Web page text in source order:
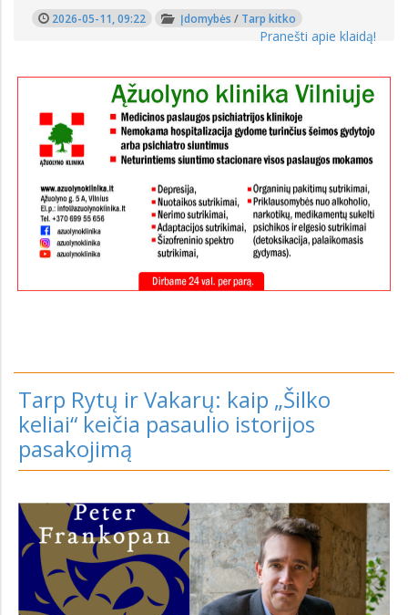
2026-05-11, 09:22 Įdomybės / Tarp kitko
Pranešti apie klaidą!
Tarp Rytų ir Vakarų: kaip „Šilko
keliai“ keičia pasaulio istorijos
pasakojimą